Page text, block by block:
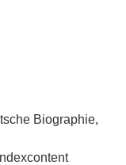
Biographie,